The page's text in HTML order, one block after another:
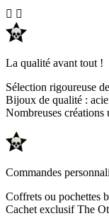
 
La qualité avant tout !
Sélection rigoureuse
Bijoux de qualité :
Nombreuses créations
Commandes
Coffrets ou pochettes
Cachet exclusif The